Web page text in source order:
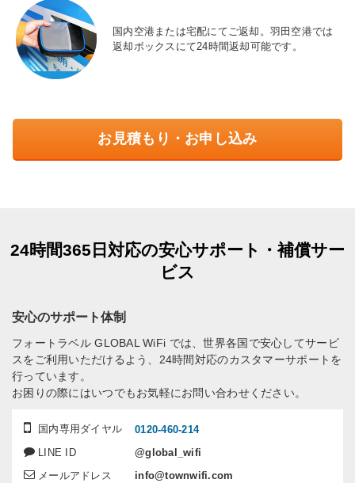
国内空港または宅配にてご返却。羽田空港では
返却ボックスにて24時間返却可能です。
お見積もり・お申し込み
24時間365日対応の安心サポート・補償サー
ビス
安心のサポート体制
国内専用ダイヤル
0120-460-214
LINE ID
@global_wifi
メールアドレス
info@townwifi.com
フォートラベル GLOBAL WiFi では、世界各国で安心してサービ
スをご利用いただけるよう、24時間対応のカスタマーサポートを
行っています。
お困りの際にはいつでもお気軽にお問い合わせください。